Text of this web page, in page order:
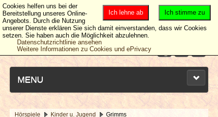
MENU
Hörspiele Kinder u. Jugend
Grimms
Ich stimme zu
Ich lehne ab
Cookies helfen uns bei der
Bereitstellung unseres Online-
Angebots. Durch die Nutzung
unserer Dienste erklären Sie sich damit einverstanden, dass wir Cookies
setzen. Sie haben auch die Möglichkeit abzulehnen.
Datenschutzrichtlinie ansehen
Weitere Informationen zu Cookies und ePrivacy